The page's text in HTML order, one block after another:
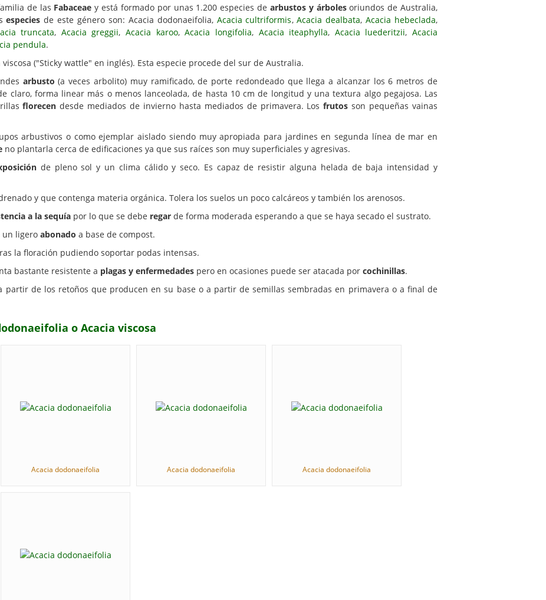
de las Fabaceae y está formado por unas 1.200 especies de arbustos y árbolesoriundos de Australia,
especies de este género son: Acacia dodonaeifolia, Acacia cultriformis,Acacia dealbata,Acacia hebeclada,
truncata, Acacia greggii, Acacia karoo,Acacia longifolia, Acacia iteaphylla, Acacia luederitzii, Acacia
pendula.
viscosa ("Sticky wattle" en inglés). Esta especie procede del sur de Australia.
arbusto (a veces arbolito) muy ramificado, de porte redondeado que llega a alcanzar los 6 metros de
claro, forma linear más o menos lanceolada, de hasta 10 cm de longitud y una textura algo pegajosa. Las
florecen desde mediados de invierno hasta mediados de primavera. Losfrutos son pequeñas vainas
arbustivos o como ejemplar aislado siendo muy apropiada para jardines en segunda línea de mar en
no plantarla cerca de edificaciones ya que sus raíces son muy superficiales y agresivas.
de pleno sol y un clima cálido y seco. Es capaz de resistir alguna helada de baja intensidad y
y que contenga materia orgánica. Tolera los suelos un poco calcáreos y también los arenosos.
a la sequía por lo que se debe regar de forma moderada esperando a que se haya secado el sustrato.
un ligero abonado a base de compost.
la floración pudiendo soportar podas intensas.
bastante resistente a plagas y enfermedades pero en ocasiones puede ser atacada por cochinillas.
partir de los retoños que producen en su base o a partir de semillas sembradas en primavera o a final de
o Acacia viscosa
Acacia dodonaeifolia Acacia dodonaeifolia Acacia dodonaeifolia